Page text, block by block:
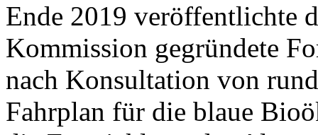
Ende 2019 veröffentlichte
Kommission gegründete
nach Konsultation von
Fahrplan für die blaue